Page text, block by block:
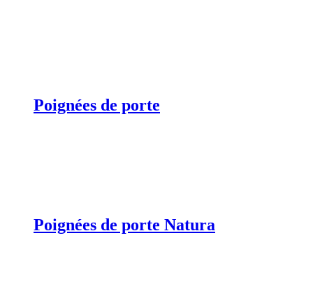
Poignées de porte
Poignées de porte Natura